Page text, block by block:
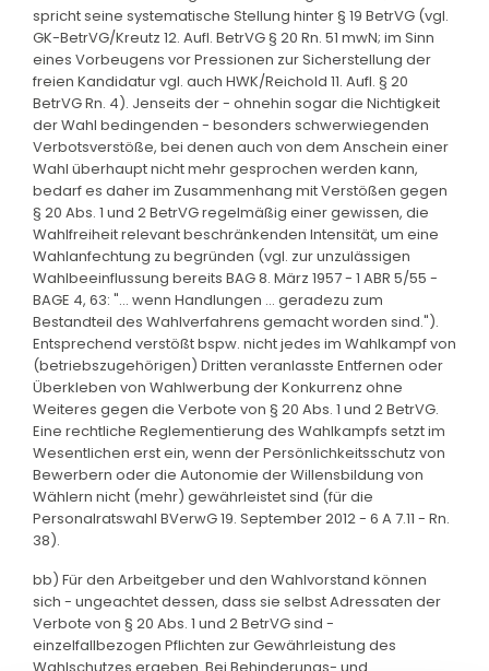
spricht seine systematische Stellung hinter § 19 BetrVG (vgl.
GK-BetrVG/Kreutz 12. Aufl. BetrVG § 20 Rn. 51 mwN; im Sinn
eines Vorbeugens vor Pressionen zur Sicherstellung der
freien Kandidatur vgl. auch HWK/Reichold 11. Aufl. § 20
BetrVG Rn. 4). Jenseits der - ohnehin sogar die Nichtigkeit
der Wahl bedingenden - besonders schwerwiegenden
Verbotsverstöße, bei denen auch von dem Anschein einer
Wahl überhaupt nicht mehr gesprochen werden kann,
bedarf es daher im Zusammenhang mit Verstößen gegen
§ 20 Abs. 1 und 2 BetrVG regelmäßig einer gewissen, die
Wahlfreiheit relevant beschränkenden Intensität, um eine
Wahlanfechtung zu begründen (vgl. zur unzulässigen
Wahlbeeinflussung bereits BAG 8. März 1957 - 1 ABR 5/55 -
BAGE 4, 63: "... wenn Handlungen ... geradezu zum
Bestandteil des Wahlverfahrens gemacht worden sind.").
Entsprechend verstößt bspw. nicht jedes im Wahlkampf von
(betriebszugehörigen) Dritten veranlasste Entfernen oder
Überkleben von Wahlwerbung der Konkurrenz ohne
Weiteres gegen die Verbote von § 20 Abs. 1 und 2 BetrVG.
Eine rechtliche Reglementierung des Wahlkampfs setzt im
Wesentlichen erst ein, wenn der Persönlichkeitsschutz von
Bewerbern oder die Autonomie der Willensbildung von
Wählern nicht (mehr) gewährleistet sind (für die
Personalratswahl BVerwG 19. September 2012 - 6 A 7.11 - Rn.
38).
bb) Für den Arbeitgeber und den Wahlvorstand können
sich - ungeachtet dessen, dass sie selbst Adressaten der
Verbote von § 20 Abs. 1 und 2 BetrVG sind -
einzelfallbezogen Pflichten zur Gewährleistung des